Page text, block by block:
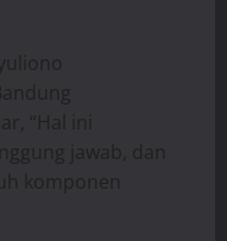
“Hal ini
jawab, dan
komponen